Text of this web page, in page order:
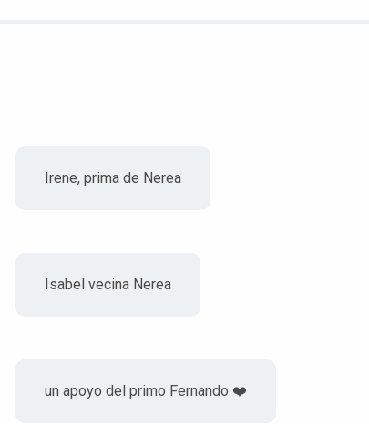
Irene, prima de Nerea
Isabel vecina Nerea
un apoyo del primo Fernando ❤️